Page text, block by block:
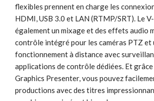
flexibles prennent en charge les
HDMI, USB 3.0 et LAN (RTMP/SRT). Le
également un mixage et des effets audio
contrôle intégré pour les caméras PTZ et
fonctionnement à distance avec
applications de contrôle dédiées. Et
Graphics Presenter, vous pouvez
productions avec des titres